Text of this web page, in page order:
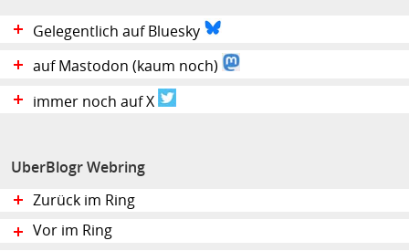
Gelegentlich auf Bluesky
auf Mastodon (kaum noch)
immer noch auf X
UberBlogr Webring
Zurück im Ring
Vor im Ring